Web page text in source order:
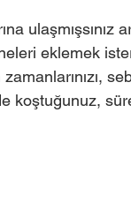
ulaşmışsınız
eklemek
koştuğunuz,